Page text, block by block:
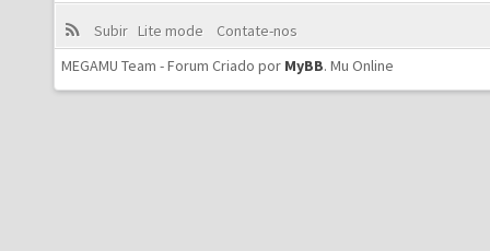
Subir Lite mode
Contate-nos
MEGAMU Team - Forum Criado por MyBB. Mu Online